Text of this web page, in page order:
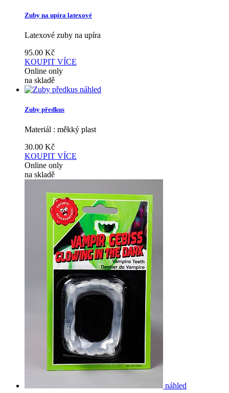
Zuby na upíra latexové
Latexové zuby na upíra
95.00 Kč
KOUPIT VÍCE
Online only
na skladě
náhled
Zuby předkus
Materiál : měkký plast
30.00 Kč
KOUPIT VÍCE
Online only
na skladě
náhled